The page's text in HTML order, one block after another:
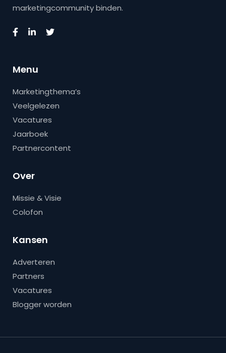
marketingcommunity binden.
Menu
Marketingthema’s
Veelgelezen
Vacatures
Jaarboek
Partnercontent
Over
Missie & Visie
Colofon
Kansen
Adverteren
Partners
Vacatures
Blogger worden